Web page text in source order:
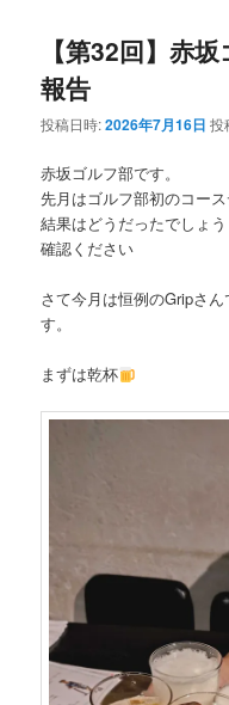
【第32回】赤
報告
投稿日時:2026年7月16日 投
赤坂ゴルフ部です。
先月はゴルフ部初のコー
結果はどうだったでしょ
確認ください
さて今月は恒例のGripさ
す。
まずは乾杯